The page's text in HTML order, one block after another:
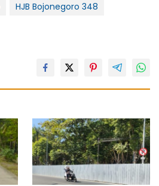
HJB Bojonegoro 348